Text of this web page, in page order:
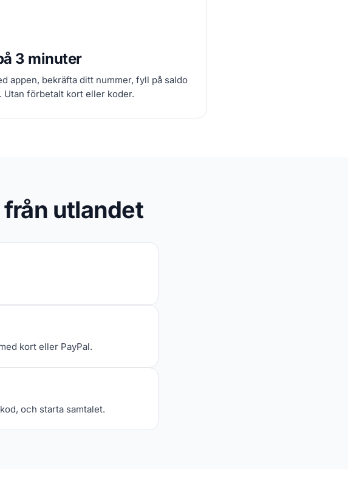
3 minuter
appen, bekräfta ditt nummer, fyll på saldo
Utan förbetalt kort eller koder.
utlandet
kort eller PayPal.
och starta samtalet.